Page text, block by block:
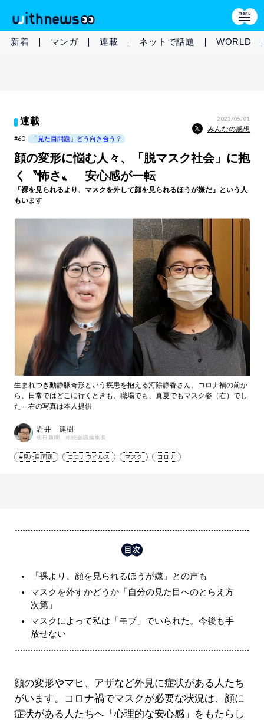
新着 マンガ 連載 ネットで話題 WORLD
連載 2023/05/01
みんなの感想
#60 「見た目問題」どう向き合う？
顔の変形に悩む人々、「脱マスク社会」に抱
く〝怖さ〟 安心感が一転
「裸を見られるより、マスクを外して顔を見られるほうが嫌だ」という人
もいます
生まれつき動静脈奇形という疾患を抱える河除静香さん。コロナ禍の前か
ら、日常ではどこに行くときも、職場でも、真夏でもマスク姿（右）でし
た＝右の写真は本人提供
岩井 建樹
朝日新聞 相続会議編集長
#見た目問題 コロナウイルス マスク コロナ
「裸より、顔を見られるほうが嫌」との声も
マスクを外すかどうか「自分の見た目へのとらえ方
次第」
マスクによって私は「モブ」でいられた。今後も手
放せない
顔の変形やマヒ、アザなど外見に症状がある人たち
がいます。コロナ禍でマスクが必要な状況は、顔に
症状がある人たちへ「心理的な安心感」をもたらし